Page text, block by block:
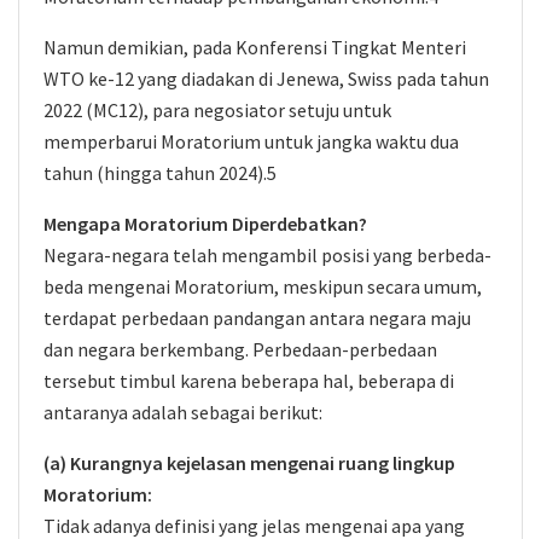
Namun demikian, pada Konferensi Tingkat Menteri
WTO ke-12 yang diadakan di Jenewa, Swiss pada tahun
2022 (MC12), para negosiator setuju untuk
memperbarui Moratorium untuk jangka waktu dua
tahun (hingga tahun 2024).5
Mengapa Moratorium Diperdebatkan?
Negara-negara telah mengambil posisi yang berbeda-
beda mengenai Moratorium, meskipun secara umum,
terdapat perbedaan pandangan antara negara maju
dan negara berkembang. Perbedaan-perbedaan
tersebut timbul karena beberapa hal, beberapa di
antaranya adalah sebagai berikut:
(a) Kurangnya kejelasan mengenai ruang lingkup
Moratorium:
Tidak adanya definisi yang jelas mengenai apa yang